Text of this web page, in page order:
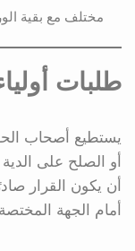
مختلف مع بقية
طلبات
يستطيع أصحاب
أو الصلح على
أن يكون القرار
أمام الجهة